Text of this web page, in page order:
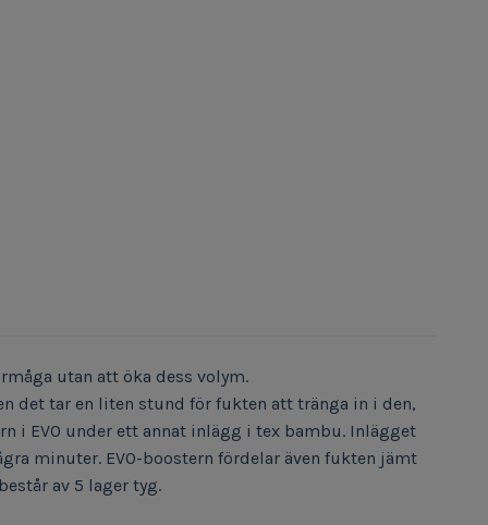
utan att öka dess volym.
det tar en liten stund för fukten att tränga in i den,
i EVO under ett annat inlägg i tex bambu. Inlägget
minuter. EVO-boostern fördelar även fukten jämt
av 5 lager tyg.